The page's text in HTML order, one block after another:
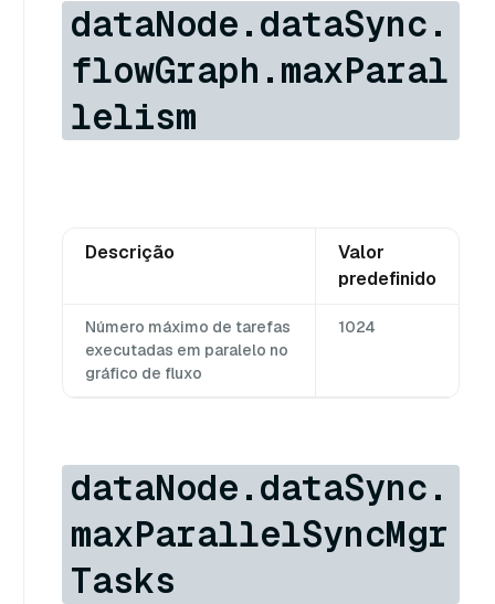
dataNode.dataSync.
flowGraph.maxParal
lelism
Descrição
Valor
predefinido
Número máximo de tarefas
executadas em paralelo no
gráfico de fluxo
1024
dataNode.dataSync.
maxParallelSyncMgr
Tasks